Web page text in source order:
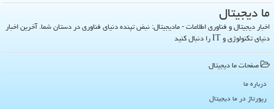
ما دیجیتال
اخبار دیجیتال و فناوری اطلاعات - مادیجیتال: نبض تپنده دنیای فناوری در دستان شما. آخرین اخبار
دنیای تکنولوژی و IT را دنبال کنید
صفحات ما دیجیتال
درباره ما
رپورتاژ در ما دیجیتال